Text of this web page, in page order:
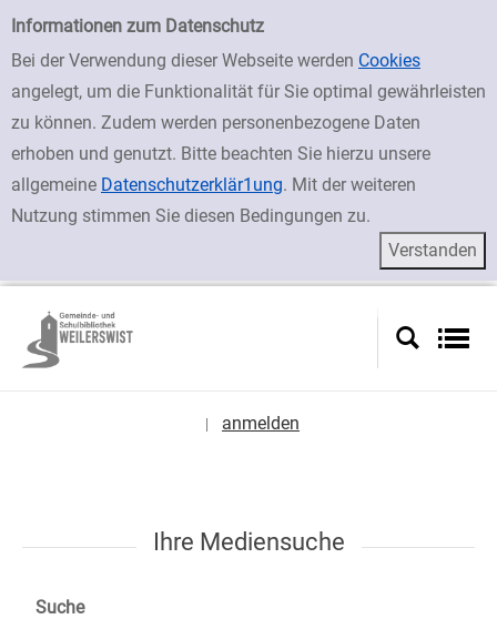
Einfache Suche
Informationen zum Datenschutz
Bei der Verwendung dieser Webseite werden Cookies
angelegt, um die Funktionalität für Sie optimal gewährleisten
zu können. Zudem werden personenbezogene Daten
erhoben und genutzt. Bitte beachten Sie hierzu unsere
allgemeine Datenschutzerklär1ung. Mit der weiteren
Nutzung stimmen Sie diesen Bedingungen zu.
zur Navigation springen
zum Inhalt springen
Zur Detailanzeige springen
anmelden
Ihre Mediensuche
Suche